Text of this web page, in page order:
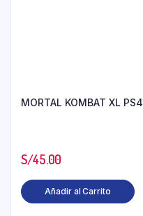
MORTAL KOMBAT XL PS4
S/45.00
Añadir al Carrito